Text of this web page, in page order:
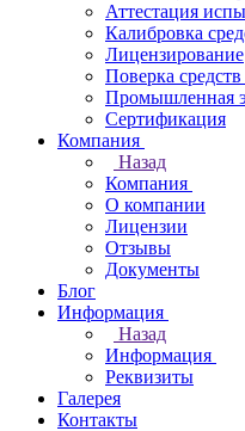
Аттестация
Калибровка
Лицензирование
Поверка
Промышленная
Сертификация
Компания
Назад
Компания
О компании
Лицензии
Отзывы
Документы
Блог
Информация
Назад
Информация
Реквизиты
Галерея
Контакты